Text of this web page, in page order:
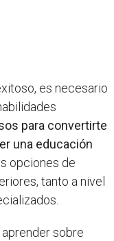
es necesario
para convertirte
una educación
opciones de
tanto a nivel
sobre